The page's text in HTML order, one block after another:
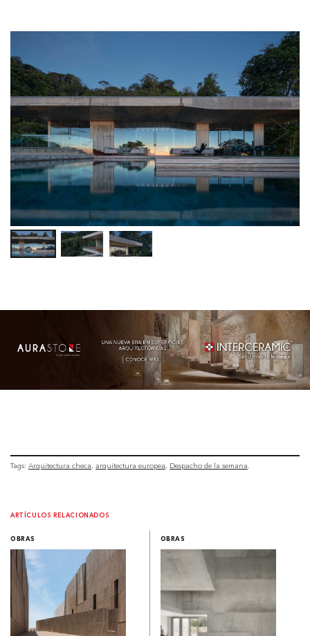
Tags: Arquitectura checa arquitectura europea Despacho de la semana
ARTÍCULOS RELACIONADOS
OBRAS OBRAS